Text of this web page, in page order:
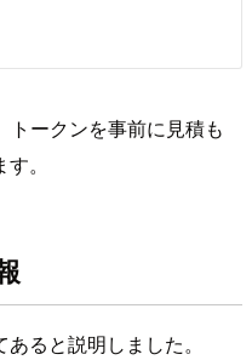
ークンを事前に見積も
。
ると説明しました。